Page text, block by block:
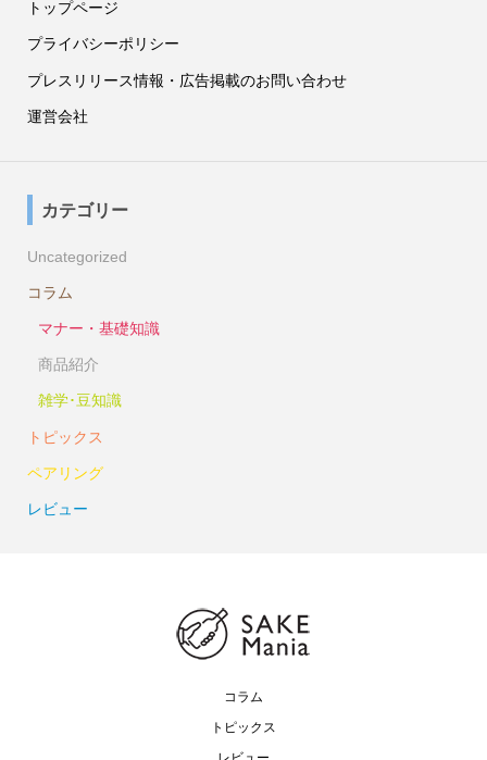
トップページ
プライバシーポリシー
プレスリリース情報・広告掲載のお問い合わせ
運営会社
カテゴリー
Uncategorized
コラム
マナー・基礎知識
商品紹介
雑学･豆知識
トピックス
ペアリング
レビュー
コラム
トピックス